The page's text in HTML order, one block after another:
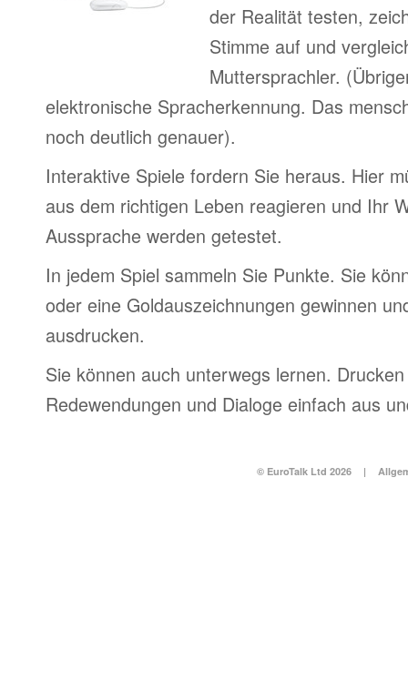
der Realität testen,
Stimme auf und
Muttersprachler.
elektronische Spracherkennung. Das
noch deutlich genauer).
Interaktive Spiele fordern Sie heraus. Hier
aus dem richtigen Leben reagieren und Ihr
Aussprache werden getestet.
In jedem Spiel sammeln Sie Punkte. Sie
oder eine Goldauszeichnungen gewinnen
ausdrucken.
Sie können auch unterwegs lernen.
Redewendungen und Dialoge einfach aus
© EuroTalk Ltd 2026 |